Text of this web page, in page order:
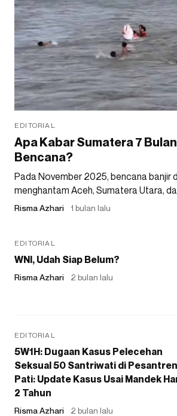
EDITORIAL
Apa Kabar Sumatera 7
Bencana?
Pada November 2025, bencana banjir
menghantam Aceh, Sumatera Utara,
Risma Azhari 1 bulan lalu
EDITORIAL
WNI, Udah Siap Belum?
Risma Azhari 2 bulan lalu
EDITORIAL
5W1H: Dugaan Kasus Pelecehan
Seksual 50 Santriwati di Pesantren
Pati: Update Kasus Usai Mandek
2 Tahun
Risma Azhari 2 bulan lalu